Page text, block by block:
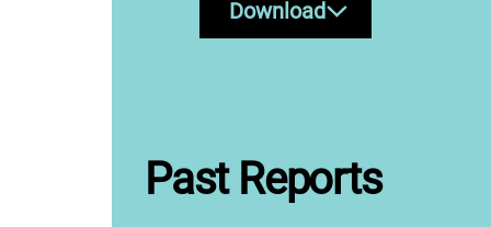
Download
Past Reports